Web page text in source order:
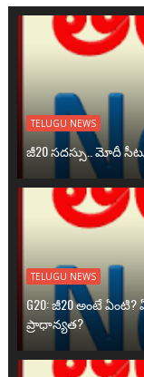
TELUGU NEWS
జీ20 సదస్సు.. మోదీ
TELUGU NEWS
G20: జీ20 అంటే
ప్రాధాన్యత?